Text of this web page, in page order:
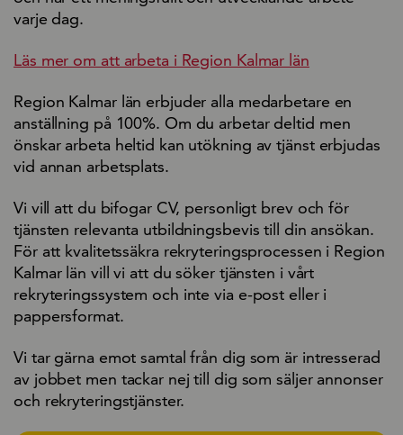
varje dag.
Läs mer om att arbeta i Region Kalmar län
Region Kalmar län erbjuder alla medarbetare en
anställning på 100%. Om du arbetar deltid men
önskar arbeta heltid kan utökning av tjänst erbjudas
vid annan arbetsplats.
Vi vill att du bifogar CV, personligt brev och för
tjänsten relevanta utbildningsbevis till din ansökan.
För att kvalitetssäkra rekryteringsprocessen i Region
Kalmar län vill vi att du söker tjänsten i vårt
rekryteringssystem och inte via e-post eller i
pappersformat.
Vi tar gärna emot samtal från dig som är intresserad
av jobbet men tackar nej till dig som säljer annonser
och rekryteringstjänster.